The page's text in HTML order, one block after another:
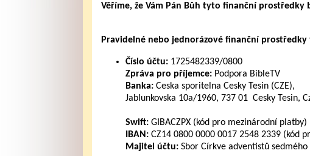
Věříme, že Vám Pán Bůh tyto finanční prostředky
Pravidelné nebo jednorázové finanční prostředky
Číslo účtu:1725482339/0800
Zpráva pro příjemce:Podpora BibleTV
Banka:Ceska sporitelna Cesky Tesin (CZE),
Jablunkovska 10a/1960, 737 01 Cesky Tesin,
Swift:GIBACZPX (kód pro mezinárodní platby)
IBAN:CZ14 0800 0000 0017 2548 2339 (kód
Majitel účtu:Sbor Církve adventistů sedmého